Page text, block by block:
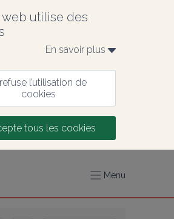
web utilise des
En savoir plus
l’utilisation de
cookies
tous les cookies
Menu